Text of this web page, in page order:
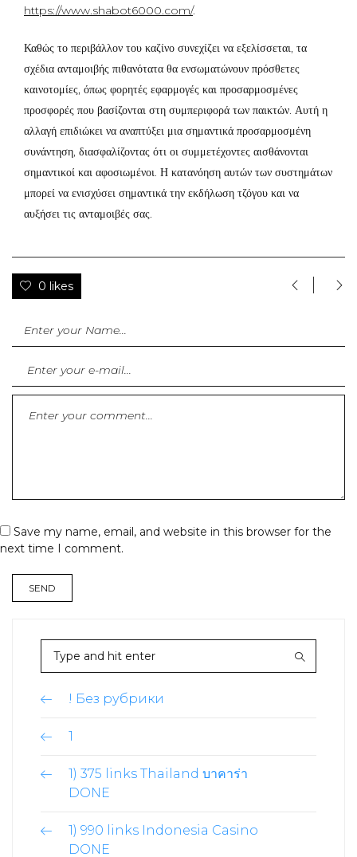
https://www.shabot6000.com/.
Καθώς το περιβάλλον του καζίνο συνεχίζει να εξελίσσεται, τα
σχέδια ανταμοιβής πιθανότατα θα ενσωματώνουν πρόσθετες
καινοτομίες, όπως φορητές εφαρμογές και προσαρμοσμένες
προσφορές που βασίζονται στη συμπεριφορά των παικτών. Αυτή η
αλλαγή επιδιώκει να αναπτύξει μια σημαντικά προσαρμοσμένη
συνάντηση, διασφαλίζοντας ότι οι συμμετέχοντες αισθάνονται
σημαντικοί και αφοσιωμένοι. Η κατανόηση αυτών των συστημάτων
μπορεί να ενισχύσει σημαντικά την εκδήλωση τζόγου και να
αυξήσει τις ανταμοιβές σας.
0 likes
Save my name, email, and website in this browser for the
next time I comment.
! Без рубрики
1
1) 375 links Thailand บาคาร่า
DONE
1) 990 links Indonesia Casino
DONE